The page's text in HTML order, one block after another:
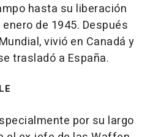
hasta su liberación
de 1945. Después
vivió en Canadá y
trasladó a España.
por su largo